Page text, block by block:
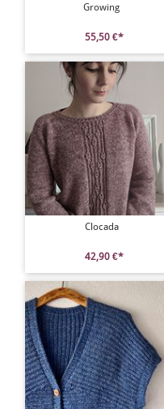
Growing
55,50 €*
Clocada
42,90 €*